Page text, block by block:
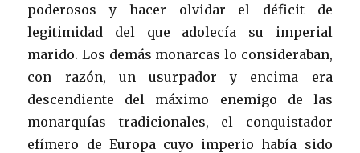
poderosos y hacer olvidar el déficit de
legitimidad del que adolecía su imperial
marido. Los demás monarcas lo consideraban,
con razón, un usurpador y encima era
descendiente del máximo enemigo de las
monarquías tradicionales, el conquistador
efímero de Europa cuyo imperio había sido